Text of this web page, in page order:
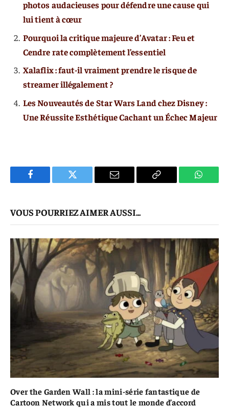
photos audacieuses pour défendre une cause qui
lui tient à cœur
Pourquoi la critique majeure d’Avatar : Feu et
Cendre rate complètement l’essentiel
Xalaflix : faut-il vraiment prendre le risque de
streamer illégalement ?
Les Nouveautés de Star Wars Land chez Disney :
Une Réussite Esthétique Cachant un Échec Majeur
Facebook Twitter
E-
Copier
VOUS POURRIEZ AIMER AUSSI...
Over the Garden Wall : la mini-série fantastique de
Cartoon Network qui a mis tout le monde d’accord